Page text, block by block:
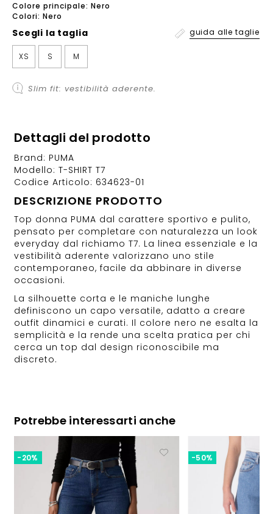
Colore principale: Nero
Colori: Nero
Scegli la taglia guida alle taglie
XS S M
Slim fit: vestibilità aderente.
Dettagli del prodotto
Brand: PUMA
Modello: T-SHIRT T7
Codice Articolo: 634623-01
DESCRIZIONE PRODOTTO
Top donna PUMA dal carattere sportivo e pulito,
pensato per completare con naturalezza un look
everyday dal richiamo T7. La linea essenziale e la
vestibilità aderente valorizzano uno stile
contemporaneo, facile da abbinare in diverse
occasioni.
La silhouette corta e le maniche lunghe
definiscono un capo versatile, adatto a creare
outfit dinamici e curati. Il colore nero ne esalta la
semplicità e la rende una scelta pratica per chi
cerca un top dal design riconoscibile ma
discreto.
Potrebbe interessarti anche
-20% -50%